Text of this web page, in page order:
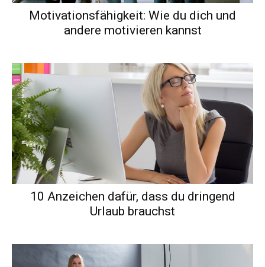
Motivationsfähigkeit: Wie du dich und
andere motivieren kannst
10 Anzeichen dafür, dass du dringend
Urlaub brauchst